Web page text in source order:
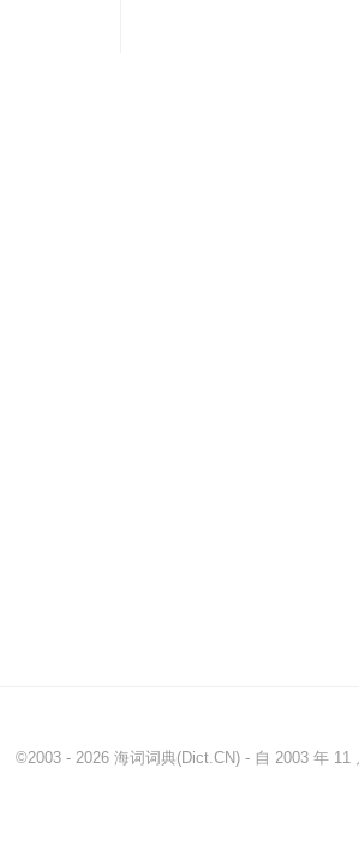
©2003 - 2026 海词词典(Dict.CN) - 自 2003 年